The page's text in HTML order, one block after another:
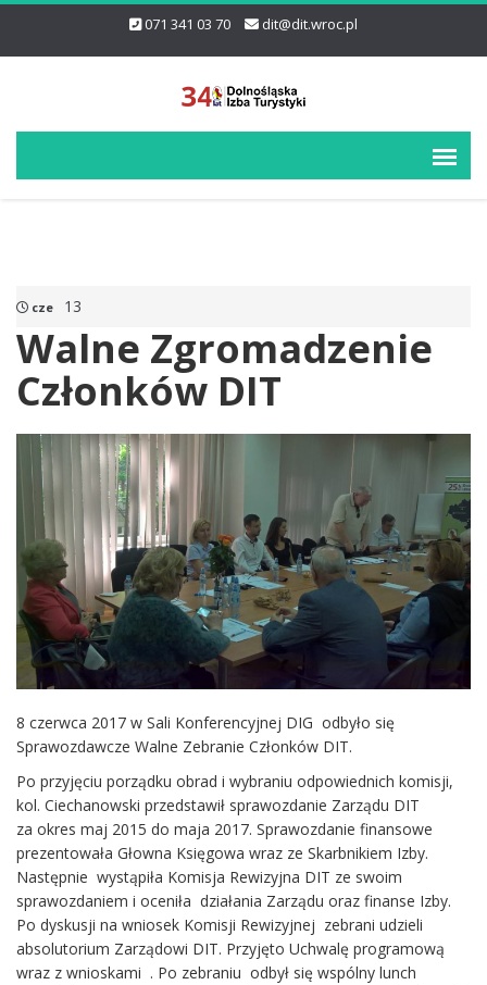
071 341 03 70 dit@dit.wroc.pl
cze 13
Walne Zgromadzenie
Członków DIT
8 czerwca 2017 w Sali Konferencyjnej DIG odbyło się
Sprawozdawcze Walne Zebranie Członków DIT.
Po przyjęciu porządku obrad i wybraniu odpowiednich komisji,
kol. Ciechanowski przedstawił sprawozdanie Zarządu DIT
za okres maj 2015 do maja 2017. Sprawozdanie finansowe
prezentowała Głowna Księgowa wraz ze Skarbnikiem Izby.
Następnie wystąpiła Komisja Rewizyjna DIT ze swoim
sprawozdaniem i oceniła działania Zarządu oraz finanse Izby.
Po dyskusji na wniosek Komisji Rewizyjnej zebrani udzieli
absolutorium Zarządowi DIT. Przyjęto Uchwalę programową
wraz z wnioskami . Po zebraniu odbył się wspólny lunch